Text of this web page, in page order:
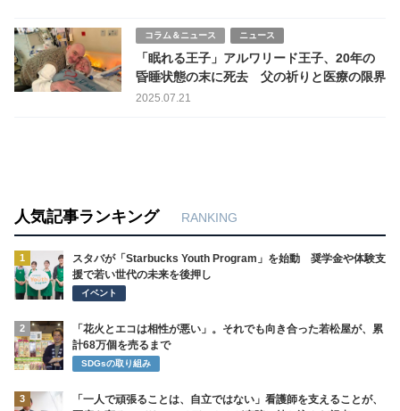
コラム＆ニュース ニュース
「眠れる王子」アルワリード王子、20年の
昏睡状態の末に死去 父の祈りと医療の限界
2025.07.21
人気記事ランキング RANKING
1
スタバが「Starbucks Youth Program」を始動 奨学金や体験支
援で若い世代の未来を後押し
イベント
2
「花火とエコは相性が悪い」。それでも向き合った若松屋が、累
計68万個を売るまで
SDGsの取り組み
3
「一人で頑張ることは、自立ではない」看護師を支えることが、